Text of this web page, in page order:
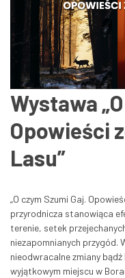
Wystawa
Opowieści
Lasu”
„O czym Szumi Gaj.
przyrodnicza stanowiąca
terenie, setek
niezapomnianych przygód.
nieodwracalne zmiany
wyjątkowym miejscu w